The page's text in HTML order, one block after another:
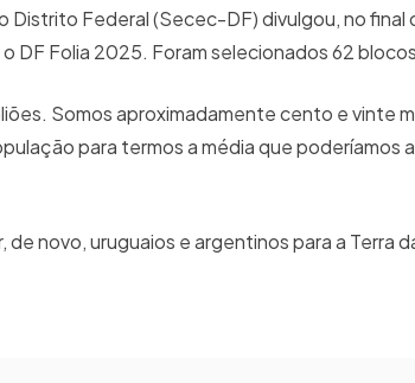
Distrito Federal (Secec-DF) divulgou, no final
DF Folia 2025. Foram selecionados 62
Somos aproximadamente cento e vinte
para termos a média que poderíamos
de novo, uruguaios e argentinos para a Terra